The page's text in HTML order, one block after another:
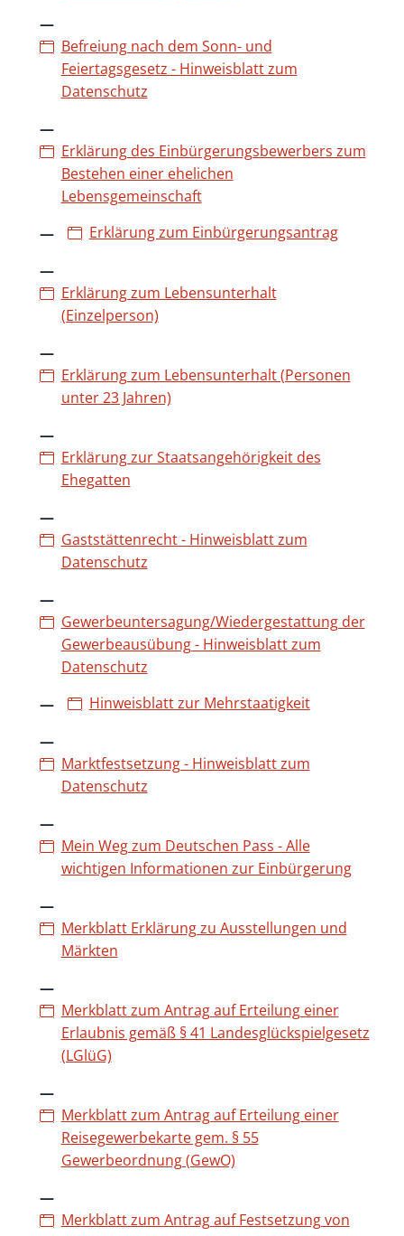
Befreiung nach dem Sonn- und
Feiertagsgesetz - Hinweisblatt zum
Datenschutz
Erklärung des Einbürgerungsbewerbers zum
Bestehen einer ehelichen
Lebensgemeinschaft
Erklärung zum Einbürgerungsantrag
Erklärung zum Lebensunterhalt
(Einzelperson)
Erklärung zum Lebensunterhalt (Personen
unter 23 Jahren)
Erklärung zur Staatsangehörigkeit des
Ehegatten
Gaststättenrecht - Hinweisblatt zum
Datenschutz
Gewerbeuntersagung/Wiedergestattung der
Gewerbeausübung - Hinweisblatt zum
Datenschutz
Hinweisblatt zur Mehrstaatigkeit
Marktfestsetzung - Hinweisblatt zum
Datenschutz
Mein Weg zum Deutschen Pass - Alle
wichtigen Informationen zur Einbürgerung
Merkblatt Erklärung zu Ausstellungen und
Märkten
Merkblatt zum Antrag auf Erteilung einer
Erlaubnis gemäß § 41 Landesglückspielgesetz
(LGlüG)
Merkblatt zum Antrag auf Erteilung einer
Reisegewerbekarte gem. § 55
Gewerbeordnung (GewO)
Merkblatt zum Antrag auf Festsetzung von